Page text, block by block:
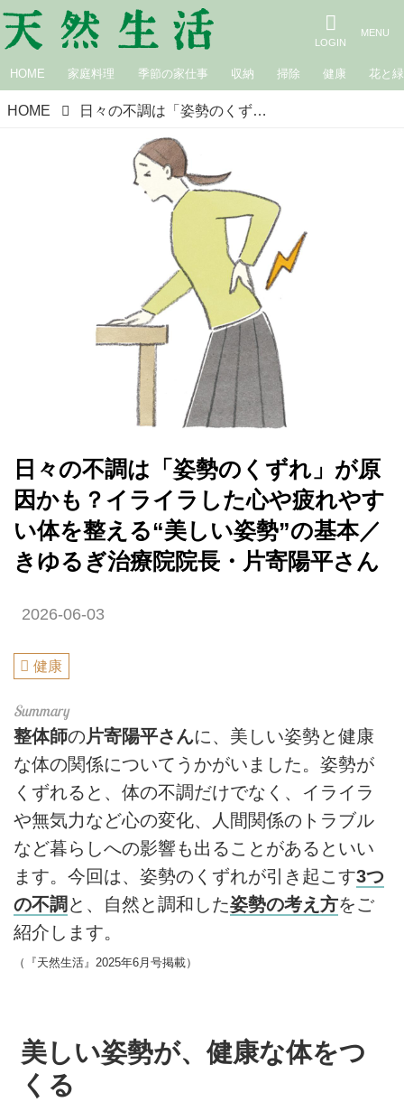
HOME 家庭料理 季節の家仕事 収納 掃除 健康 花と緑
HOME 日々の不調は「姿勢のくずれ」が原因かも？イライラした心や疲れやすい体を整える“美しい姿勢”の基本／きゆるぎ治療院院長・片寄陽平さん
日々の不調は「姿勢のくずれ」が原
因かも？イライラした心や疲れやす
い体を整える“美しい姿勢”の基本／
きゆるぎ治療院院長・片寄陽平さん
2026-06-03
健康
整体師の片寄陽平さんに、美しい姿勢と健康
な体の関係についてうかがいました。姿勢が
くずれると、体の不調だけでなく、イライラ
や無気力など心の変化、人間関係のトラブル
など暮らしへの影響も出ることがあるといい
ます。今回は、姿勢のくずれが引き起こす3つ
の不調 と、自然と調和した姿勢の考え方をご
紹介します。
（『天然生活』2025年6月号掲載）
美しい姿勢が、健康な体をつ
くる